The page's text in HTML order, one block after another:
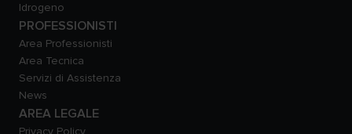
Idrogeno
PROFESSIONISTI
Area Professionisti
Area Tecnica
Servizi di Assistenza
News
AREA LEGALE
Privacy Policy